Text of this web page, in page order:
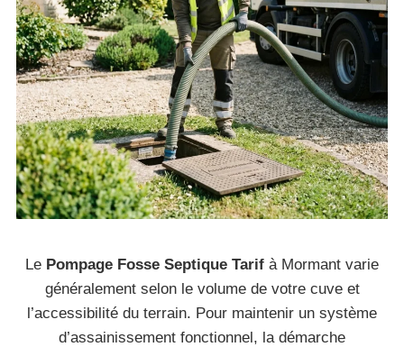
Le Pompage Fosse Septique Tarif à Mormant varie
généralement selon le volume de votre cuve et
l’accessibilité du terrain. Pour maintenir un système
d’assainissement fonctionnel, la démarche